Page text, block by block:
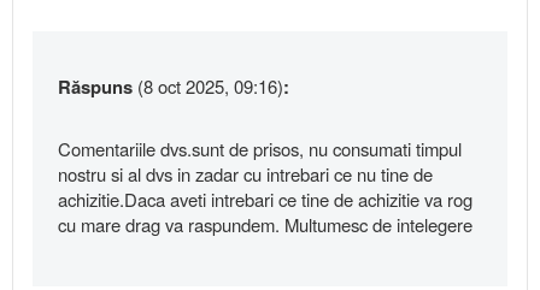
Răspuns (8 oct 2025, 09:16):
Comentariile dvs.sunt de prisos, nu consumati timpul
nostru si al dvs in zadar cu intrebari ce nu tine de
achizitie.Daca aveti intrebari ce tine de achizitie va rog
cu mare drag va raspundem. Multumesc de intelegere